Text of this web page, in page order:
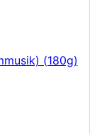
(180g)